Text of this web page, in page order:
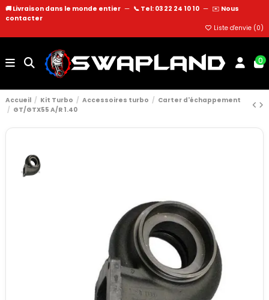
🚚 Livraison dans le monde entier — 📞 Tel: 03 22 24 10 10 — ✉️ Nous
contacter
Liste d'envie (0)
0
Accueil Kit Turbo Accessoires turbo
Carter d'échappement
GT/GTX55 A/R 1.40